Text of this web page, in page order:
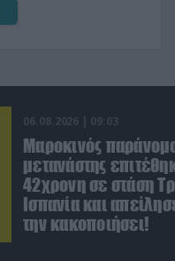
06.08.2026 | 09:03
Μαροκινός
μετανάστης
42χρονη σε στάση
Ισπανία και
την κακοποιήσει!